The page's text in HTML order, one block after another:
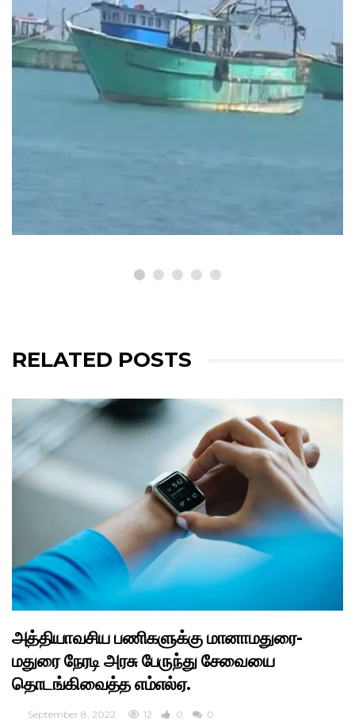
RELATED POSTS
அத்தியாவசிய பணிகளுக்கு மானாமதுரை-
மதுரை நேரடி அரசு பேருந்து சேவையை
தொடங்கிவைத்த எம்எல்ஏ.
September 8, 2022 12 0 0